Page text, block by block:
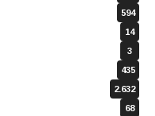
594
14
3
435
2.632
68